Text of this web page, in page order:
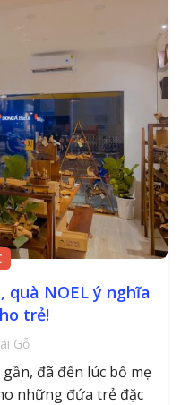
quà NOEL ý nghĩa
trẻ!
Gỗ
đã đến lúc bố mẹ
những đứa trẻ đặc